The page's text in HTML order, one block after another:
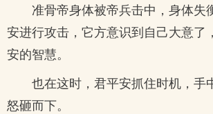
准骨帝身体被帝兵击中，身体失
安进行攻击，它方意识到自己大意了
安的智慧。
也在这时，君平安抓住时机，手
怒砸而下。